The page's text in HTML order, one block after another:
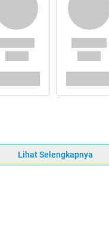
Lihat Selengkapnya